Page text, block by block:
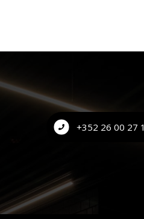
+352 26 00 27 1